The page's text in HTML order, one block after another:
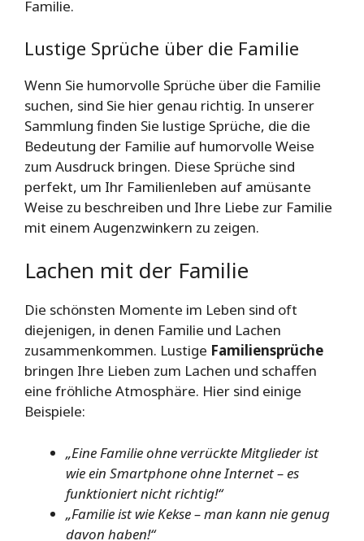
Familie.
Lustige Sprüche über die Familie
Wenn Sie humorvolle Sprüche über die Familie
suchen, sind Sie hier genau richtig. In unserer
Sammlung finden Sie lustige Sprüche, die die
Bedeutung der Familie auf humorvolle Weise
zum Ausdruck bringen. Diese Sprüche sind
perfekt, um Ihr Familienleben auf amüsante
Weise zu beschreiben und Ihre Liebe zur Familie
mit einem Augenzwinkern zu zeigen.
Lachen mit der Familie
Die schönsten Momente im Leben sind oft
diejenigen, in denen Familie und Lachen
zusammenkommen. Lustige Familiensprüche
bringen Ihre Lieben zum Lachen und schaffen
eine fröhliche Atmosphäre. Hier sind einige
Beispiele:
„Eine Familie ohne verrückte Mitglieder ist
wie ein Smartphone ohne Internet – es
funktioniert nicht richtig!“
„Familie ist wie Kekse – man kann nie genug
davon haben!“